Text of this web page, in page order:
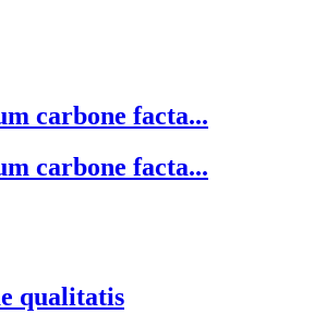
carbone facta...
carbone facta...
qualitatis